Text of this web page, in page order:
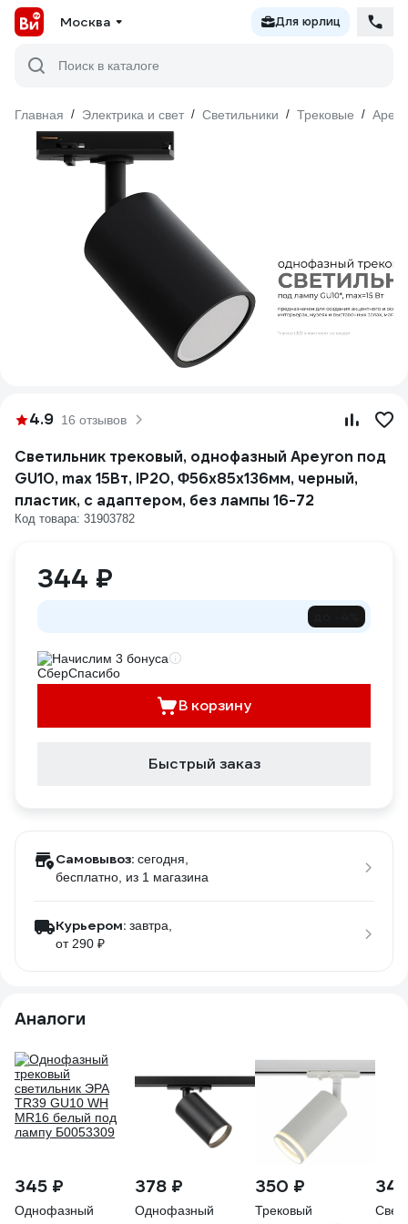
Москва Для юрлиц
Поиск в каталоге
Главная / Электрика и свет / Светильники / Трековые /
4.9 16 отзывов
Светильник трековый, однофазный Apeyron под
GU10, max 15Вт, IP20, Φ56x85x136мм, черный,
пластик, с адаптером, без лампы 16-72
Код товара: 31903782
344 ₽
Начислим 3 бонуса
В корзину
Быстрый заказ
Самовывоз: сегодня,
бесплатно , из 1 магазина
Курьером: завтра,
от 290 ₽
Аналоги
345 ₽
Однофазный
378 ₽
Однофазный
350 ₽
Трековый